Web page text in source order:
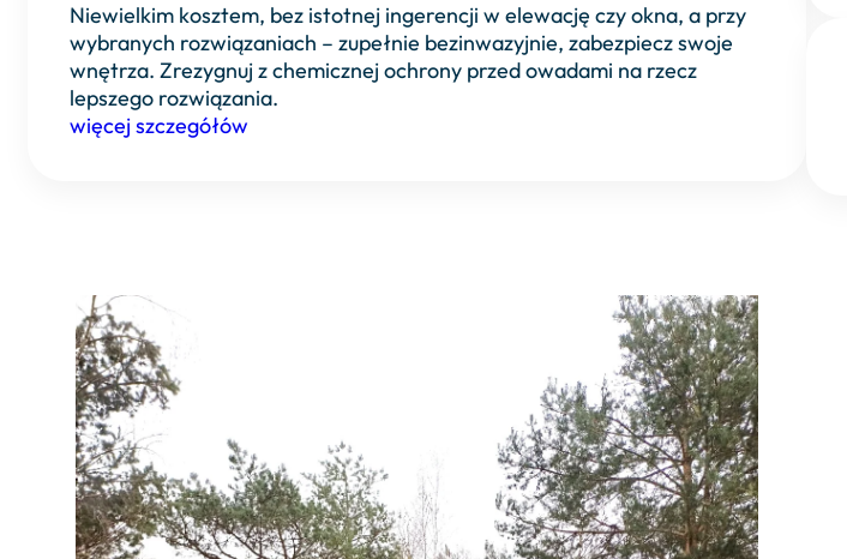
Niewielkim kosztem, bez istotnej ingerencji w elewację czy okna, a przy
wybranych rozwiązaniach – zupełnie bezinwazyjnie, zabezpiecz swoje
wnętrza. Zrezygnuj z chemicznej ochrony przed owadami na rzecz
lepszego rozwiązania.
więcej szczegółów